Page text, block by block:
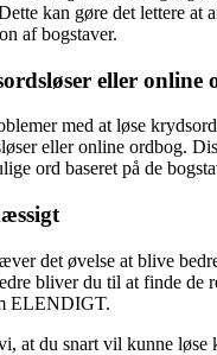
kan gøre det lettere at
af bogstaver.
eller online
med at løse
eller online ordbog.
ord baseret på de
det øvelse at blive
bliver du til at finde de
ELENDIGT.
at du snart vil kunne løse